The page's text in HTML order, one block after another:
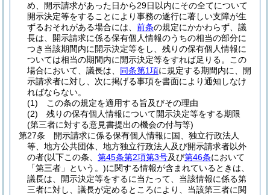
め、開示請求があった日から29日以内にその全てについて
開示決定等をすることにより事務の遂行に著しい支障が生
ずるおそれがある場合には、 前条の規定にかかわらず、議
長は、開示請求に係る保有個人情報のうちの相当の部分に
つき当該期間内に開示決定等をし、残りの保有個人情報に
ついては相当の期間内に開示決定等をすれば足りる。
この
場合において、議長は、 同条第1項に規定する期間内に、開
示請求者に対し、次に掲げる事項を書面により通知しなけ
ればならない。
(1)
この条の規定を適用する旨及びその理由
(2)
残りの保有個人情報について開示決定等をする期限
(第三者に対する意見書提出の機会の付与等)
第27条
開示請求に係る保有個人情報に国、独立行政法人
等、地方公共団体、地方独立行政法人及び開示請求者以外
の者(以下この条、 第45条第2項第3号及び第46条において
「第三者」という。)に関する情報が含まれているときは、
議長は、開示決定等をするに当たって、当該情報に係る第
三者に対し、議長が定めるところにより、当該第三者に関